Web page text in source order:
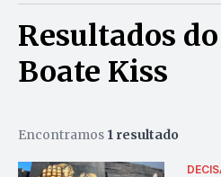
Resultados
Boate Kiss
Encontramos 1 resultado